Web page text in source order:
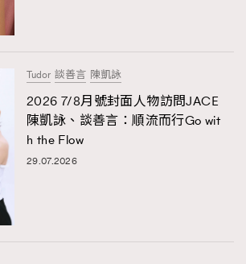
Tudor 談善言 陳凱詠
2026 7/8月號封面人物訪問JACE
陳凱詠、談善言：順流而行Go wit
h the Flow
29.07.2026